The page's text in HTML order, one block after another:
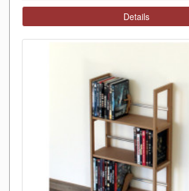
Details